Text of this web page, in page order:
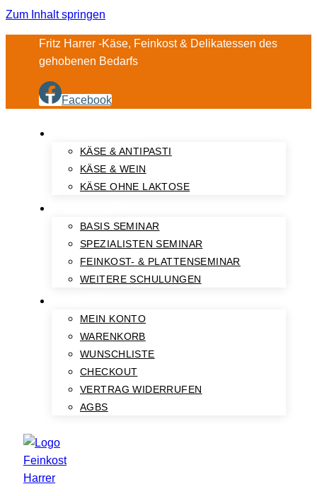
Zum Inhalt springen
Fritz Harrer -Käse, Feinkost & Delikatessen des
gehobenen Bedarfs
Facebook
KÄSE & ANTIPASTI
KÄSE & WEIN
KÄSE OHNE LAKTOSE
BASIS SEMINAR
SPEZIALISTEN SEMINAR
FEINKOST- & PLATTENSEMINAR
WEITERE SCHULUNGEN
MEIN KONTO
WARENKORB
WUNSCHLISTE
CHECKOUT
VERTRAG WIDERRUFEN
AGBS